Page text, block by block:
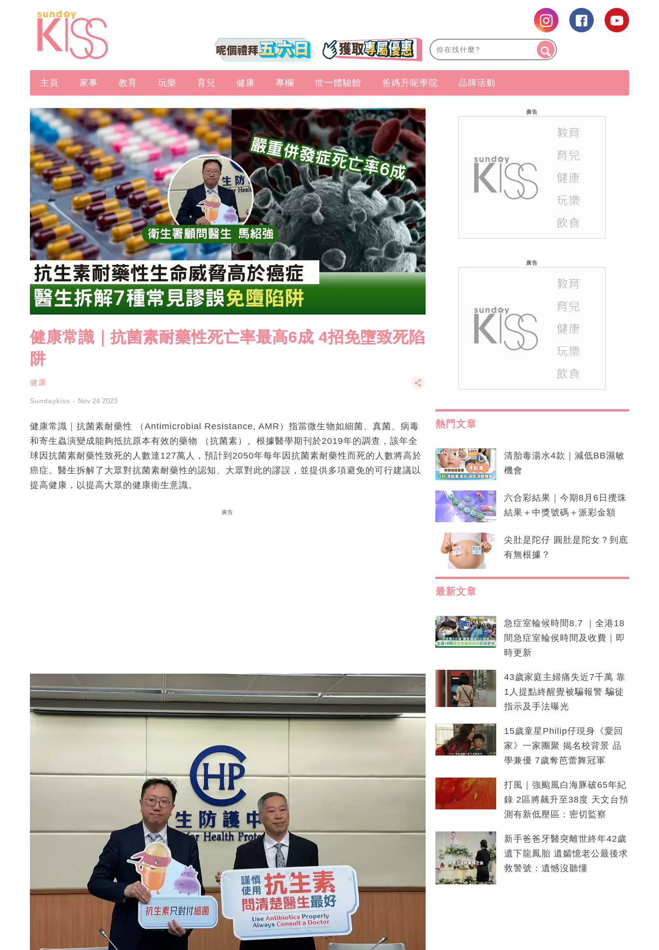
主頁 家事 教育 玩樂 育兒 健康 專欄 世一體驗館 爸媽升呢學院 品牌活動
健康常識｜抗菌素耐藥性死亡率最高6成 4招免墮致死陷
阱
健康
Sundaykiss Nov 24 2023
健康常識｜抗菌素耐藥性 （Antimicrobial Resistance, AMR）指當微生物如細菌、真菌、病毒
和寄生蟲演變成能夠抵抗原本有效的藥物 （抗菌素）。根據醫學期刊於2019年的調查，該年全
球因抗菌素耐藥性致死的人數達127萬人，預計到2050年每年因抗菌素耐藥性而死的人數將高於
癌症。醫生拆解了大眾對抗菌素耐藥性的認知、大眾對此的謬誤，並提供多項避免的可行建議以
提高健康，以提高大眾的健康衛生意識。
廣告
廣告
廣告
熱門文章
清胎毒湯水4款｜減低BB濕敏
機會
六合彩結果｜今期8月6日攪珠
結果＋中獎號碼＋派彩金額
尖肚是陀仔 圓肚是陀女？到底
有無根據？
最新文章
急症室輪候時間8.7 ｜全港18
間急症室輪侯時間及收費｜即
時更新
43歲家庭主婦痛失近7千萬 靠
1人提點終醒覺被騙報警 騙徒
指示及手法曝光
15歲童星Philip仔現身《愛回
家》一家團聚 揭名校背景 品
學兼優 7歲奪芭蕾舞冠軍
打風｜強颱風白海豚破65年紀
錄 2區將飆升至38度 天文台預
測有新低壓區：密切監察
新手爸爸牙醫突離世終年42歲
遺下龍鳳胎 遺孀憶老公最後求
救警號：遺憾沒聽懂